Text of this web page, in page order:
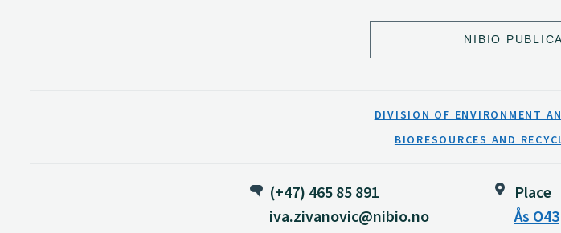
NIBIO
DIVISION OF ENVIRONMENT
BIORESOURCES AND
(+47) 465 85 891
iva.zivanovic@nibio.no
Place
Ås O43